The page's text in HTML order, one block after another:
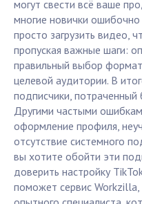
могут свести всё ваше
многие новички
просто загрузить видео,
пропуская важные шаги:
правильный выбор
целевой аудитории. В
подписчики,
Другими частыми
оформление профиля,
отсутствие системного
вы хотите обойти эти
доверить настройку
поможет сервис